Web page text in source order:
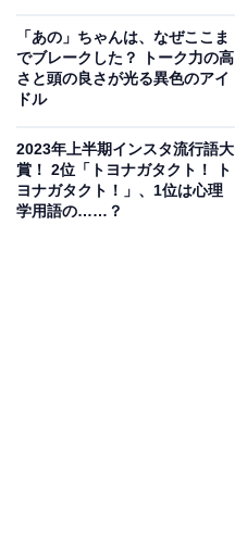
「あの」ちゃんは、なぜここま
でブレークした？ トーク力の高
さと頭の良さが光る異色のアイ
ドル
2023年上半期インスタ流行語大
賞！ 2位「トヨナガタクト！ ト
ヨナガタクト！」、1位は心理
学用語の……？